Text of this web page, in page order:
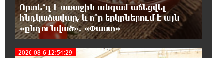
օգտագործել Starlink-ը Ռուսաստանի դեմ
հարվшծները կառավարելու համար
21:45:44 7-08-2026
Երևանում և մարզերում էլեկտրաէներգիայի
Որտե՞ղ է առաջին անգամ աճեցվել
հնդկաձավար, և ո՞ր երկրներում է այն
«ընդունված». «Փաստ»
2026-08-6 12:54:29